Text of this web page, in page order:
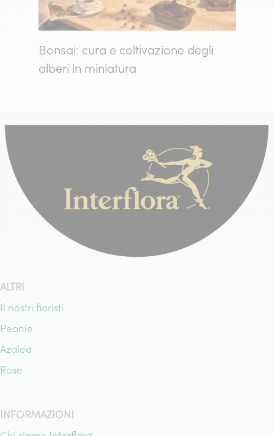
Bonsai: cura e coltivazione degli
alberi in miniatura
ALTRI
Il nostri fioristi
Peonie
Azalea
Rose
INFORMAZIONI